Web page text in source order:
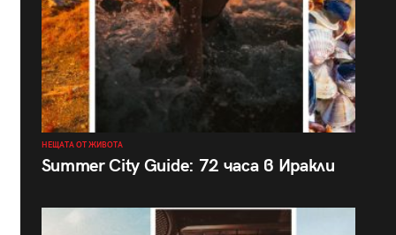
НЕЩАТА ОТ ЖИВОТА
Summer City Guide: 72 часа в Иракли